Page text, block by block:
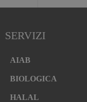
SERVIZI
AIAB
BIOLOGICA
HALAL